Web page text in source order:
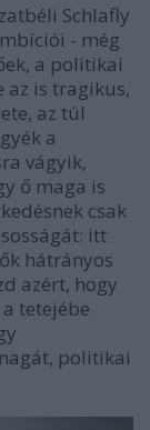
Schlafly
- még
a politikai
az is tragikus,
az túl
a
vágyik,
ő maga is
csak
itt
hátrányos
azért, hogy
tetejébe
politikai